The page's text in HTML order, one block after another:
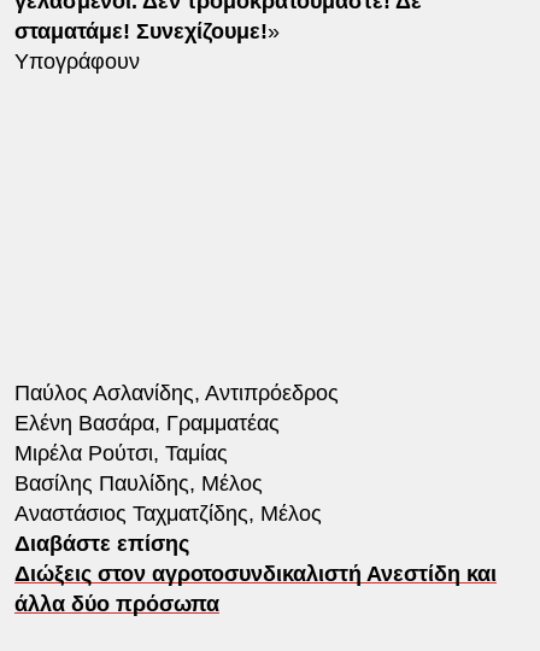
σταματάμε! Συνεχίζουμε!»
Υπογράφουν
Παύλος Ασλανίδης, Αντιπρόεδρος
Ελένη Βασάρα, Γραμματέας
Μιρέλα Ρούτσι, Ταμίας
Βασίλης Παυλίδης, Μέλος
Αναστάσιος Ταχματζίδης, Μέλος
Διαβάστε επίσης
Διώξεις στον αγροτοσυνδικαλιστή Ανεστίδη και
άλλα δύο πρόσωπα